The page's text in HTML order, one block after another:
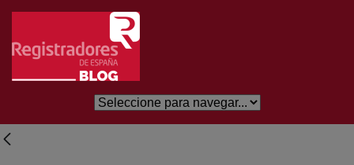
Salta al contingut principal